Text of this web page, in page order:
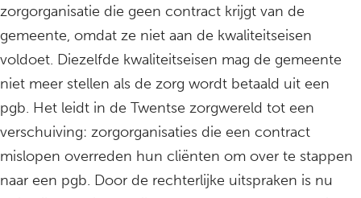
zorgorganisatie die geen contract krijgt van de
gemeente, omdat ze niet aan de kwaliteitseisen
voldoet. Diezelfde kwaliteitseisen mag de gemeente
niet meer stellen als de zorg wordt betaald uit een
pgb. Het leidt in de Twentse zorgwereld tot een
verschuiving: zorgorganisaties die een contract
mislopen overreden hun cliënten om over te stappen
naar een pgb. Door de rechterlijke uitspraken is nu